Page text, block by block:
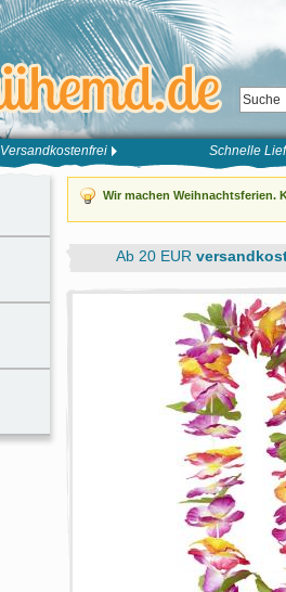
Versandkostenfrei Schnelle
Wir machen Weihnachtsferien.
Ab 20 EUR